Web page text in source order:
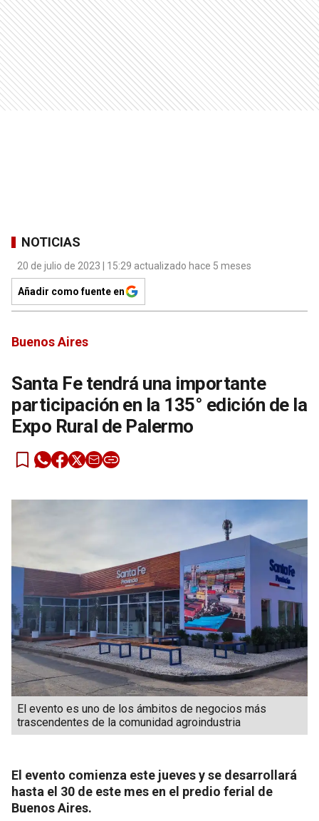
NOTICIAS
20 de julio de 2023 | 15:29 actualizado hace 5 meses
Añadir como fuente en
Buenos Aires
Santa Fe tendrá una importante
participación en la 135° edición de la
Expo Rural de Palermo
El evento es uno de los ámbitos de negocios más
trascendentes de la comunidad agroindustria
El evento comienza este jueves y se desarrollará
hasta el 30 de este mes en el predio ferial de
Buenos Aires.